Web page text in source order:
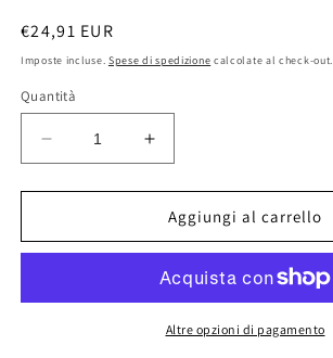
Prezzo
di
€24,91 EUR
Imposte incluse. Spese di spedizione calcolate al check-out.
Quantità
Diminuisci
quantità
per
SKY
46
Aumenta
quantità
per
SKY
FIG.
46
FRIZIONE
Aggiungi al carrello
Altre opzioni di pagamento